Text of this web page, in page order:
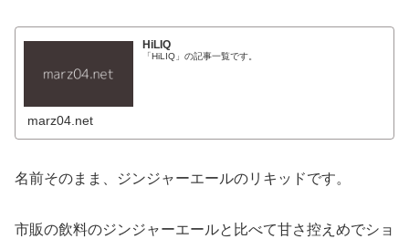
HiLIQ
「HiLIQ」の記事一覧です。
marz04.net
名前そのまま、ジンジャーエールのリキッドです。
市販の飲料のジンジャーエールと比べて甘さ控えめでショ